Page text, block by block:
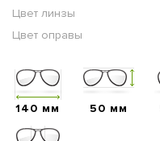
Цвет линзы
Цвет оправы
140 мм 50 мм